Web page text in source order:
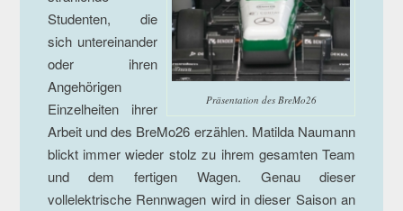
Präsentation des BreMo26
Studenten, die
sich untereinander
oder ihren
Angehörigen
Einzelheiten ihrer
Arbeit und des BreMo26 erzählen. Matilda Naumann
blickt immer wieder stolz zu ihrem gesamten Team
und dem fertigen Wagen. Genau dieser
vollelektrische Rennwagen wird in dieser Saison an